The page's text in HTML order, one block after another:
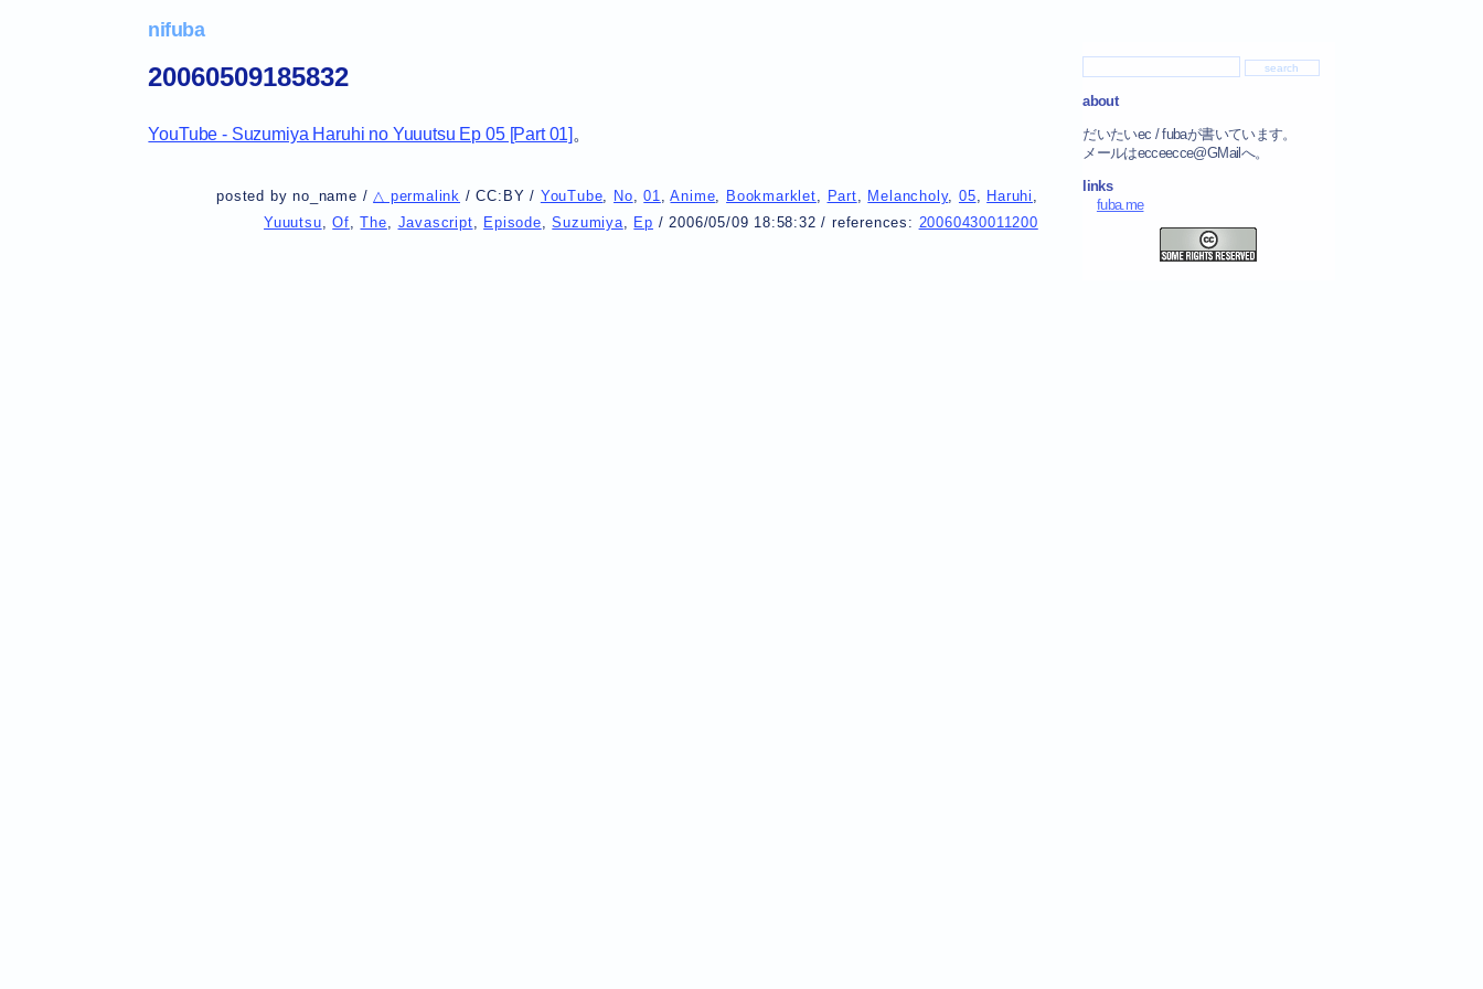
nifuba
about
だいたいec / fubaが書いています。
メールはecceecce@GMailへ。
links
fuba.me
20060509185832
YouTube - Suzumiya Haruhi no Yuuutsu Ep 05 [Part 01] 。
posted by no_name / △ permalink /CC:BY / YouTube No ,01 ,Anime Bookmarklet Part Melancholy, 05 Haruhi
Yuuutsu ,Of ,The Javascript Episode ,Suzumiya Ep / 2006/05/09 18:58:32 / references: 20060430011200